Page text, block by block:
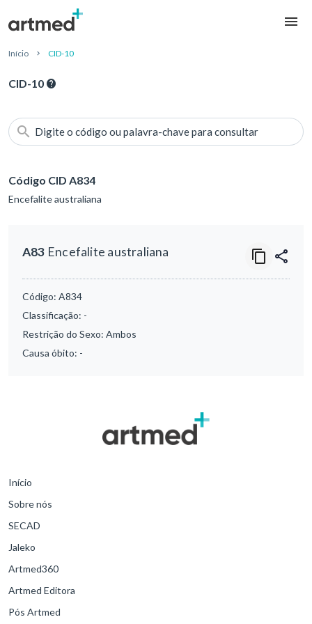
Início CID-10
CID-10
Digite o código ou palavra-chave para consultar
Código CID A834
Encefalite australiana
A83 Encefalite australiana
Código: A834
Classificação: -
Restrição do Sexo: Ambos
Causa óbito: -
Início
Sobre nós
SECAD
Jaleko
Artmed360
Artmed Editora
Pós Artmed